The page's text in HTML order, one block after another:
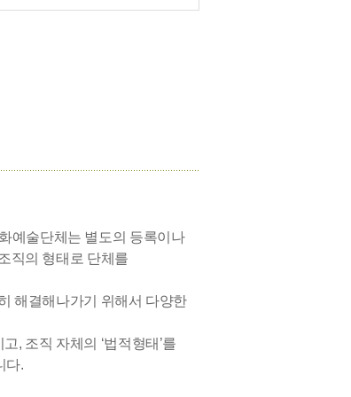
예술단체는 별도의 등록이나
직의 형태로 단체를
해결해나가기 위해서 다양한
, 조직 자체의 ‘법적형태’를
다.